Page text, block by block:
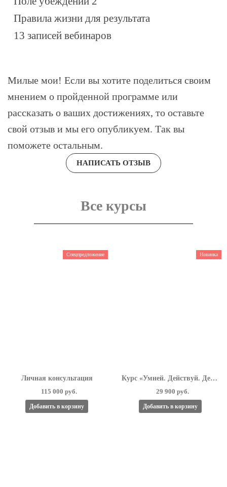
Правила жизни для результата
13 записей вебинаров
Милые мои! Если вы хотите поделиться своим
мнением о пройденной программе или
рассказать о ваших достижениях, то оставьте
свой отзыв и мы его опубликуем. Так вы
поможете остальным.
НАПИСАТЬ ОТЗЫВ
Все курсы
Спецпредложение
Личная консультация
115 000 руб.
Добавить в корзину
Новинка
Курс «Умней. Действуй. Делай деньги»
29 900 руб.
Добавить в корзину